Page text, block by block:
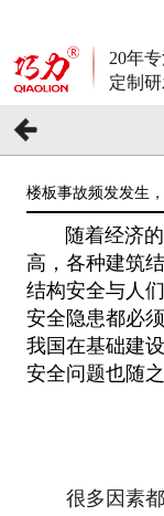
20年
定制
楼板事故频发发生
随着经济的
高，各种建筑
结构安全与人
安全隐患都必
我国在基础建
安全问题也随
很多因素都